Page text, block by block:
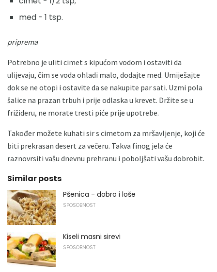
med - 1 tsp.
priprema
Potrebno je uliti cimet s kipućom vodom i ostaviti da
ulijevaju, čim se voda ohladi malo, dodajte med. Umiješajte
dok se ne otopi i ostavite da se nakupite par sati. Uzmi pola
šalice na prazan trbuh i prije odlaska u krevet. Držite se u
frižideru, ne morate tresti piće prije upotrebe.
Također možete kuhati sir s cimetom za mršavljenje, koji će
biti prekrasan desert za večeru. Takva finog jela će
raznovrsiti vašu dnevnu prehranu i poboljšati vašu dobrobit.
Similar posts
Pšenica - dobro i loše
SPOSOBNOST
Kiseli masni sirevi
SPOSOBNOST